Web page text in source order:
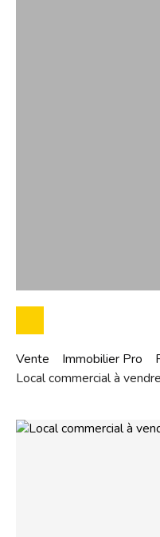
Vente Immobilier Pro
Local commercial à